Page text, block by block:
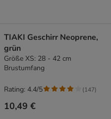
TIAKI Geschirr Neoprene,
grün
Größe XS: 28 - 42 cm
Brustumfang
10,49 €
Rating: 4.4/5 (147)